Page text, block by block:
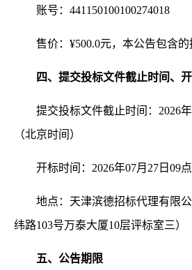
账号： 441150100100274018
售价：¥500.0元，本公告包含
四、提交投标文件截止时间、
提交投标文件截止时间： 2026
（北京时间）
开标时间： 2026年07月27日09
地点：天津滨德招标代理有限
纬路103号万泰大厦10层评标室三）
五、公告期限